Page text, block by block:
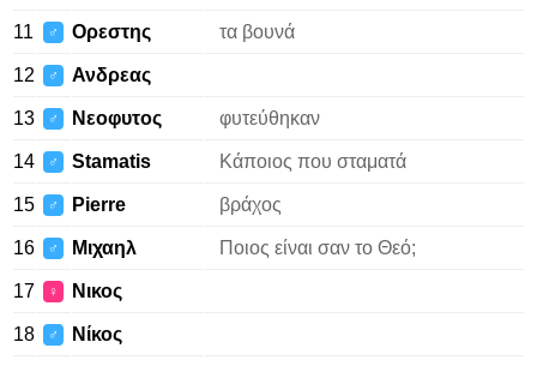
11 ♂ Ορεστης τα βουνά
12 ♂ Ανδρεας
13 ♂ Νεοφυτος φυτεύθηκαν
14 ♂ Stamatis Κάποιος που σταματά
15 ♂ Pierre βράχος
16 ♂ Μιχαηλ Ποιος είναι σαν το Θεό;
17 ♀ Νικος
18 ♂ Νίκος